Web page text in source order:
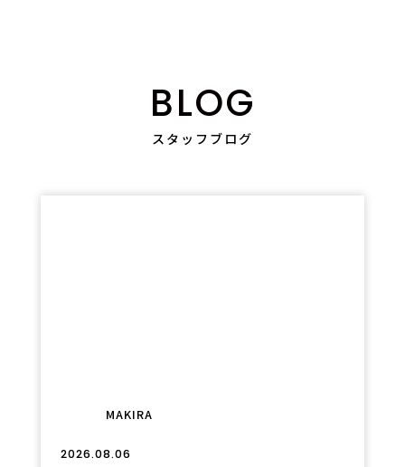
BLOG
スタッフブログ
MAKIRA
2026.08.06